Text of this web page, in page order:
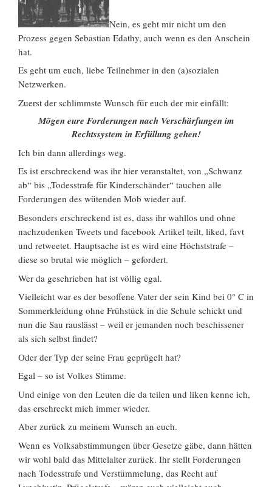
Nein, es geht mir nicht um den
Prozess gegen Sebastian Edathy, auch wenn es den Anschein
hat.
Es geht um euch, liebe Teilnehmer in den (a)sozialen
Netzwerken.
Zuerst der schlimmste Wunsch für euch der mir einfällt:
Mögen eure Forderungen nach Verschärfungen im
Rechtssystem in Erfüllung gehen!
Ich bin dann allerdings weg.
Es ist erschreckend was ihr hier veranstaltet, von „Schwanz
ab“ bis „Todesstrafe für Kinderschänder“ tauchen alle
Forderungen des wütenden Mob wieder auf.
Besonders erschreckend ist es, dass ihr wahllos und ohne
nachzudenken Tweets und facebook Artikel teilt, liked, favt
und retweetet. Hauptsache ist es wird eine Höchststrafe –
diese so brutal wie möglich – gefordert.
Wer da geschrieben hat ist völlig egal.
Vielleicht war es der besoffene Vater der sein Kind bei 0° C in
Sommerkleidung ohne Frühstück in die Schule schickt und
nun die Sau rauslässt – weil er jemanden noch beschissener
als sich selbst findet?
Oder der Typ der seine Frau geprügelt hat?
Egal – so ist Volkes Stimme.
Und einige von den Leuten die da teilen und liken kenne ich,
das erschreckt mich immer wieder.
Aber zurück zu meinem Wunsch an euch.
Wenn es Volksabstimmungen über Gesetze gäbe, dann hätten
wir wohl bald das Mittelalter zurück. Ihr stellt Forderungen
nach Todesstrafe und Verstümmelung, das Recht auf